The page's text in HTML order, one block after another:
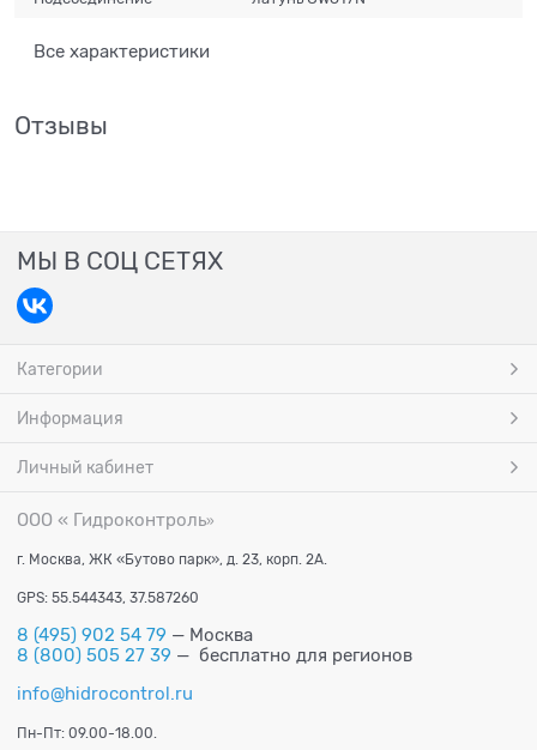
Все характеристики
Отзывы
МЫ В СОЦ СЕТЯХ
Категории
Информация
Личный кабинет
ООО « Гидроконтроль»
г. Москва, ЖК «Бутово парк», д. 23, корп. 2А.
GPS: 55.544343, 37.587260
8 (495) 902 54 79 — Москва
8 (800) 505 27 39 — бесплатно для регионов
info@hidrocontrol.ru
Пн-Пт: 09.00-18.00.